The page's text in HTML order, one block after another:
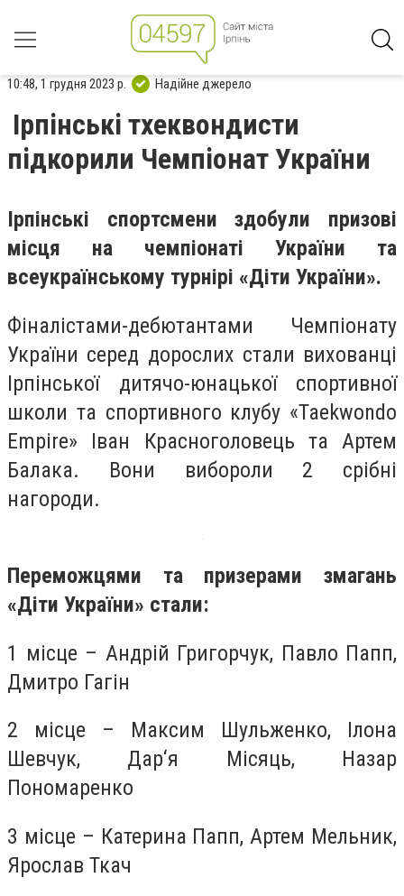
10:48, 1 грудня 2023 р. Надійне джерело
Ірпінські тхеквондисти
підкорили Чемпіонат України
Ірпінські спортсмени здобули призові
місця на чемпіонаті України та
всеукраїнському турнірі «Діти України».
Фіналістами-дебютантами Чемпіонату
України серед дорослих стали вихованці
Ірпінської дитячо-юнацької спортивної
школи та спортивного клубу «Taekwondo
Empire» Іван Красноголовець та Артем
Балака. Вони вибороли 2 срібні
нагороди.
Переможцями та призерами змагань
«Діти України» стали:
1 місце – Андрій Григорчук, Павло Папп,
Дмитро Гагін
2 місце – Максим Шульженко, Ілона
Шевчук, Дар‘я Місяць, Назар
Пономаренко
3 місце – Катерина Папп, Артем Мельник,
Ярослав Ткач